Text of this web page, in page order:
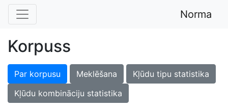
Norma
Korpuss
Par korpusu Meklēšana
Kļūdu tipu statistika
Kļūdu kombināciju statistika